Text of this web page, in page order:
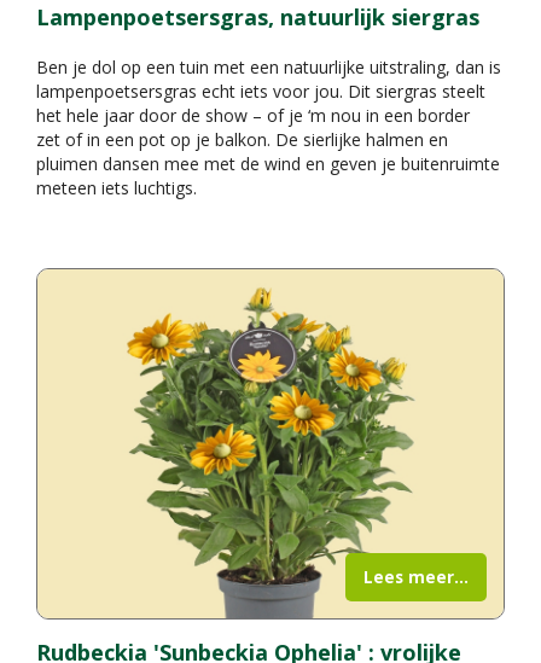
Lampenpoetsersgras, natuurlijk siergras
Ben je dol op een tuin met een natuurlijke uitstraling, dan is
lampenpoetsersgras echt iets voor jou. Dit siergras steelt
het hele jaar door de show – of je ‘m nou in een border
zet of in een pot op je balkon. De sierlijke halmen en
pluimen dansen mee met de wind en geven je buitenruimte
meteen iets luchtigs.
Rudbeckia 'Sunbeckia Ophelia' : vrolijke
Lees meer...